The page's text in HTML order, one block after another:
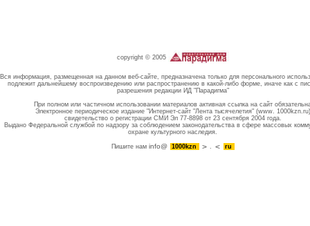
copyright © 2005
Вся информация, размещенная на данном веб-сайте, предназначена только для персонального
подлежит дальнейшему воспроизведению или распространению в какой-либо форме, иначе как с
разрешения редакции ИД "Парадигма"
При полном или частичном использовании материалов активная ссылка на сайт
Электронное периодическое издание "Интернет-сайт "Лента тысячелетия" (www. 1000kzn.ru)
свидетельство о регистрации СМИ Эл 77-8898 от 23 сентября 2004 года.
Выдано Федеральной службой по надзору за соблюдением законодательства в сфере массовых
охране культурного наследия.
Пишите намinfo@ 1000kzn . ru